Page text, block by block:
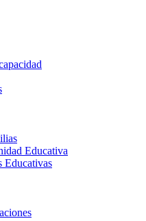
Educativa
Educativas